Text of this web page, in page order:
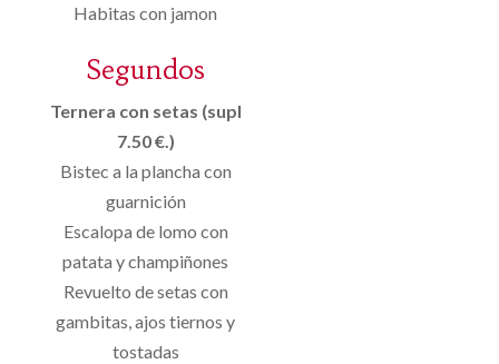
Habitas con jamon
Segundos
Ternera con setas (supl
7.50 €.)
Bistec a la plancha con
guarnición
Escalopa de lomo con
patata y champiñones
Revuelto de setas con
gambitas, ajos tiernos y
tostadas